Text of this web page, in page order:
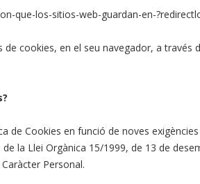
que-los-sitios-web-guardan-en-
cookies, en el seu navegador, a
de Cookies en funció de noves
la Llei Orgànica 15/1999, de 13 de
Personal.